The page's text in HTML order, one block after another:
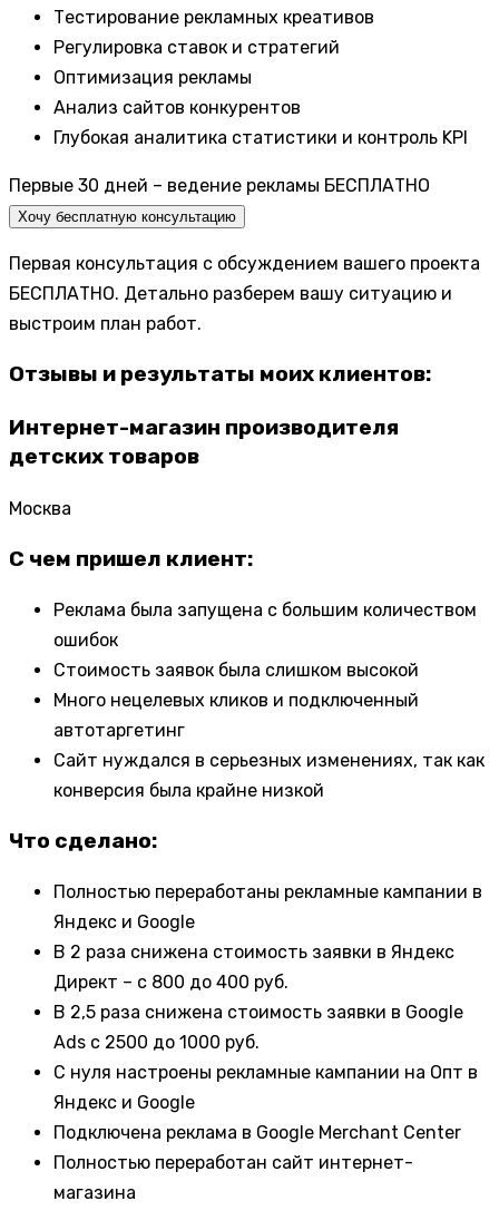
Тестирование рекламных креативов
Регулировка ставок и стратегий
Оптимизация рекламы
Анализ сайтов конкурентов
Глубокая аналитика статистики и контроль KPI
Первые 30 дней – ведение рекламы БЕСПЛАТНО
Хочу бесплатную консультацию
Первая консультация с обсуждением вашего проекта
БЕСПЛАТНО. Детально разберем вашу ситуацию и
выстроим план работ.
Отзывы и результаты моих клиентов:
Интернет-магазин производителя
детских товаров
Москва
С чем пришел клиент:
Реклама была запущена с большим количеством
ошибок
Стоимость заявок была слишком высокой
Много нецелевых кликов и подключенный
автотаргетинг
Сайт нуждался в серьезных изменениях, так как
конверсия была крайне низкой
Что сделано:
Полностью переработаны рекламные кампании в
Яндекс и Google
В 2 раза снижена стоимость заявки в Яндекс
Директ – с 800 до 400 руб.
В 2,5 раза снижена стоимость заявки в Google
Ads с 2500 до 1000 руб.
С нуля настроены рекламные кампании на Опт в
Яндекс и Google
Подключена реклама в Google Merchant Center
Полностью переработан сайт интернет-
магазина